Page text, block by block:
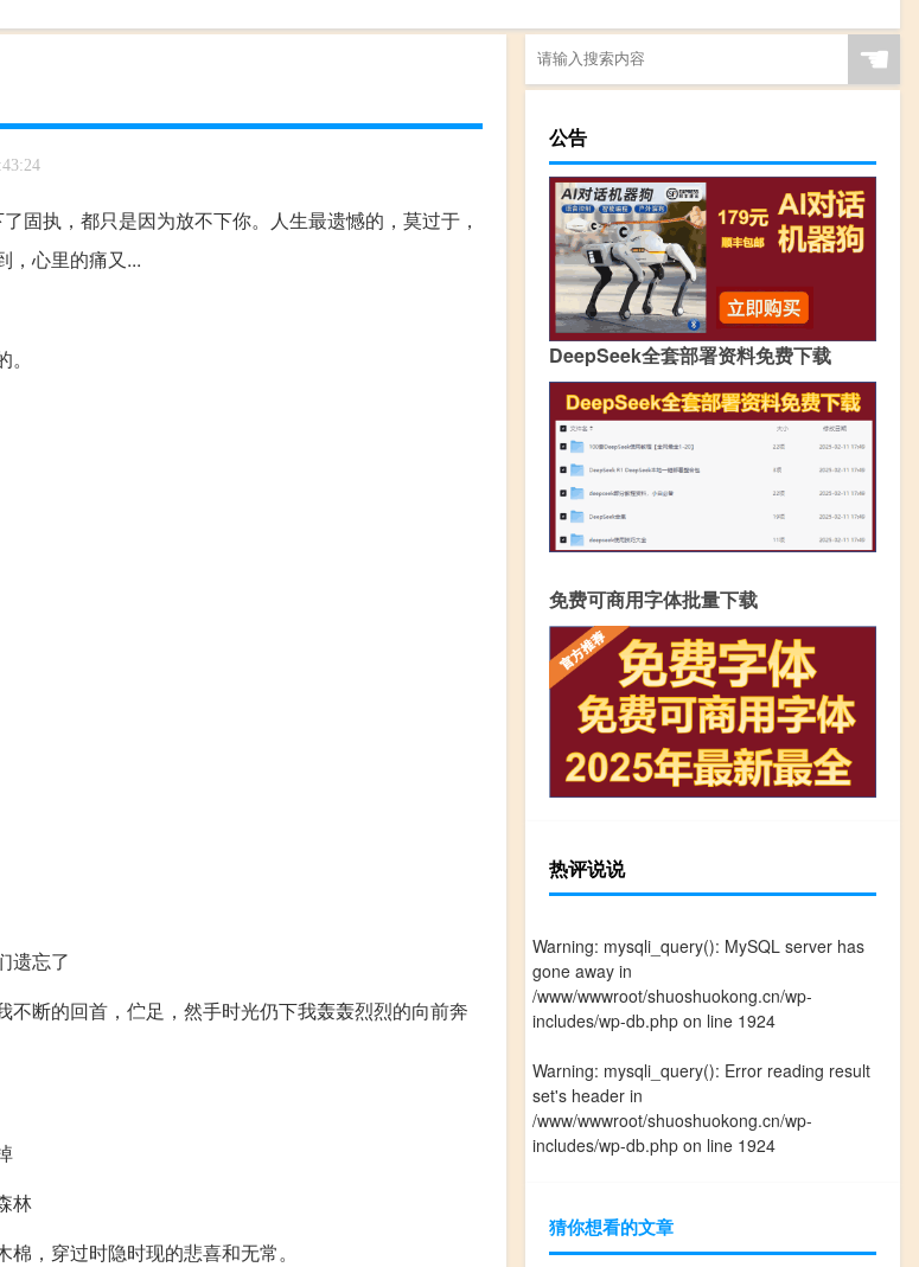
固执，都只是因为放不下你。人生最遗憾的，莫过于，
，心里的痛又...
遗忘了
断的回首，伫足，然手时光仍下我轰轰烈烈的向前奔
林
，穿过时隐时现的悲喜和无常。
☚
公告
DeepSeek全套部署资料免费下载
免费可商用字体批量下载
热评说说
Warning: mysqli_query(): MySQL server has
gone away in
/www/wwwroot/shuoshuokong.cn/wp-
includes/wp-db.php on line 1924
Warning: mysqli_query(): Error reading result
set's header in
/www/wwwroot/shuoshuokong.cn/wp-
includes/wp-db.php on line 1924
猜你想看的文章